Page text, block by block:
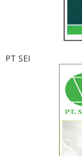
PT SEI